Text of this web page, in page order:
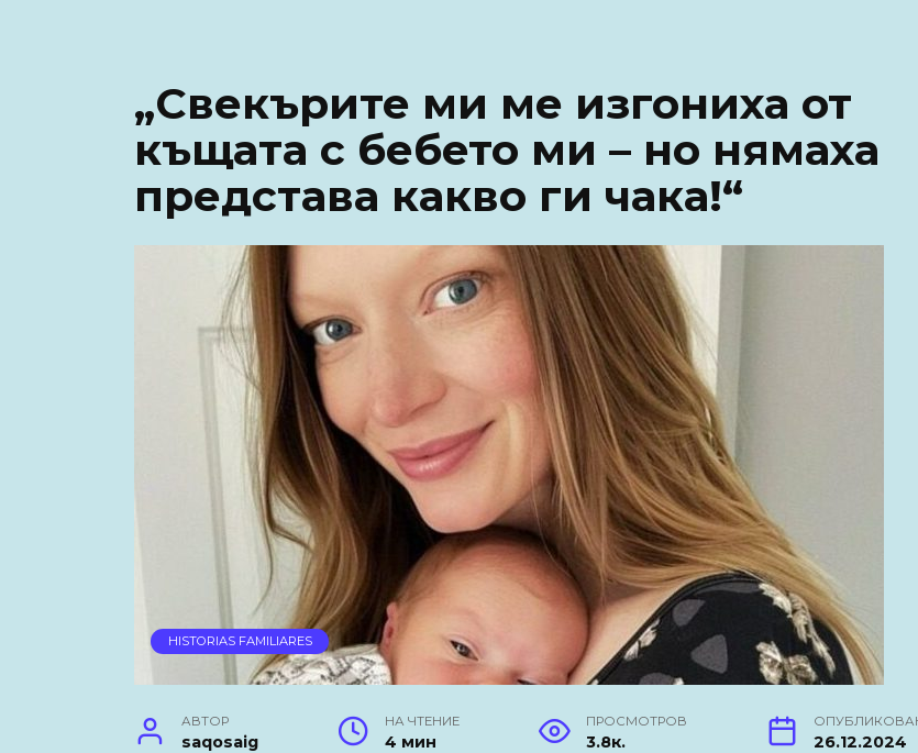
„Свекърите ми ме изгониха от
къщата с бебето ми – но нямаха
представа какво ги чака!“
HISTORIAS FAMILIARES
АВТОР
saqosaig
НА ЧТЕНИЕ
4 мин
ПРОСМОТРОВ
3.8к. 26.12.2024